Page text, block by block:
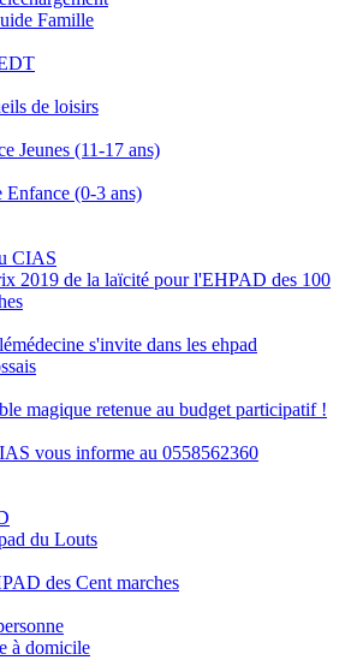
Famille
de loisirs
Jeunes (11-17 ans)
Enfance (0-3 ans)
CIAS
2019 de la laïcité pour l'EHPAD des 100
s'invite dans les ehpad
magique retenue au budget participatif !
vous informe au 0558562360
du Louts
des Cent marches
à domicile